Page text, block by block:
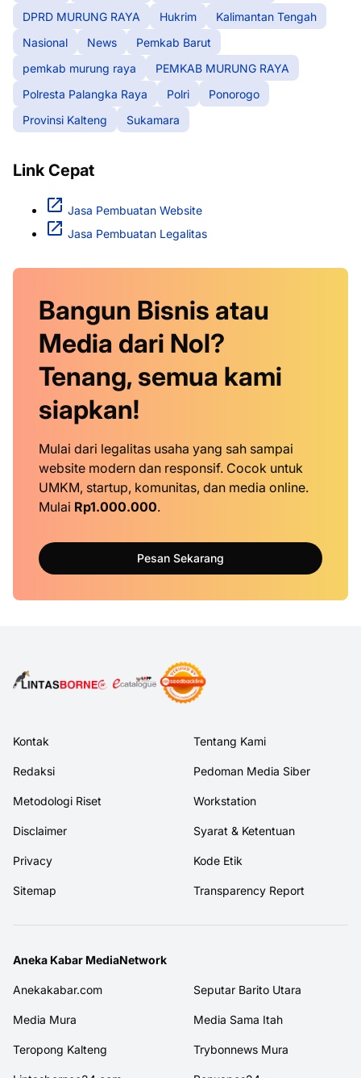
DPRD MURUNG RAYA
Hukrim
Kalimantan Tengah
Nasional
News
Pemkab Barut
pemkab murung raya
PEMKAB MURUNG RAYA
Polresta Palangka Raya
Polri
Ponorogo
Provinsi Kalteng
Sukamara
Link Cepat
Jasa Pembuatan Website
Jasa Pembuatan Legalitas
Bangun Bisnis atau
Media dari Nol?
Tenang, semua kami
siapkan!
Mulai dari legalitas usaha yang sah sampai
website modern dan responsif. Cocok untuk
UMKM, startup, komunitas, dan media online.
Mulai Rp1.000.000.
Pesan Sekarang
Kontak Tentang Kami
Redaksi Pedoman Media Siber
Metodologi Riset Workstation
Disclaimer Syarat & Ketentuan
Privacy Kode Etik
Sitemap Transparency Report
Aneka Kabar MediaNetwork
Anekakabar.com Seputar Barito Utara
Media Mura Media Sama Itah
Teropong Kalteng Trybonnews Mura